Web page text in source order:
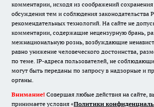
комментарии, исходя из соображений сохранения
обсуждения тем и соблюдения законодательства
рекомендательных технологий. На сайте не
комментарии, содержащие нецензурную брань,
межнациональную рознь, возбуждающие
равно унижение человеческого достоинства,
по теме. IP-адреса пользователей, не
могут быть переданы по запросу в надзорные и
органы.
Внимание! Совершая любые действия на сайте,
принимаете условия «Политики